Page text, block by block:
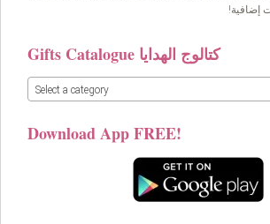
إضافية!
Gifts Catalogue كتالوج الهدايا
Select a category
Download App FREE!